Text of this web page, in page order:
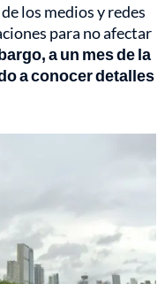
los medios y redes
para no afectar
a un mes de la
a conocer detalles